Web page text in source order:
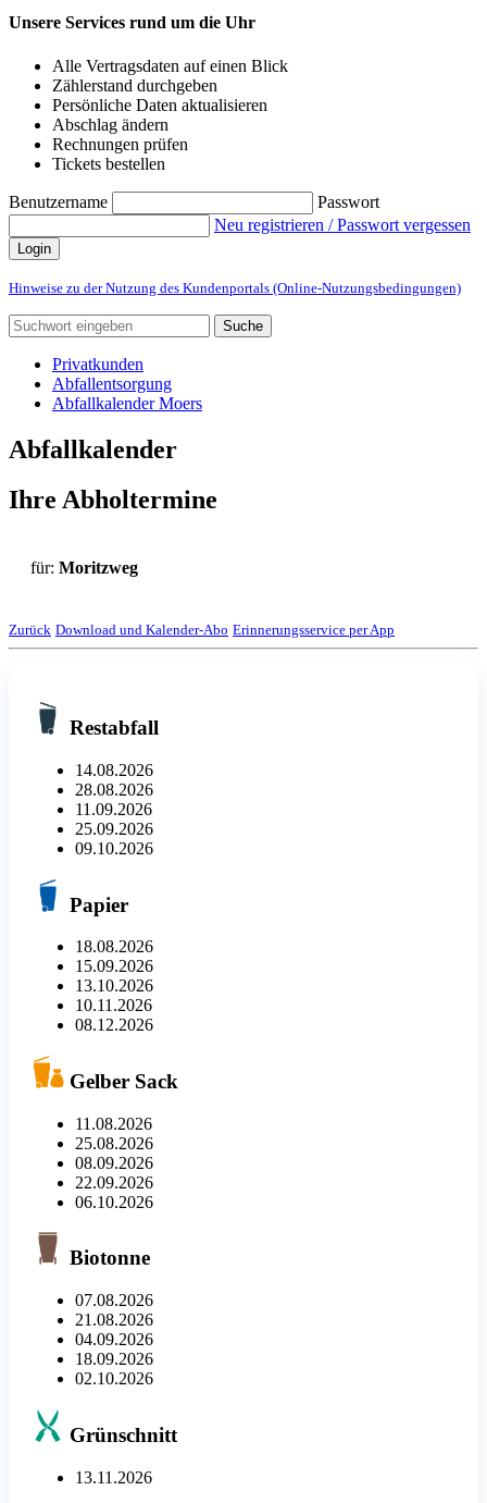
Unsere Services rund um die Uhr
Alle Vertragsdaten auf einen Blick
Zählerstand durchgeben
Persönliche Daten aktualisieren
Abschlag ändern
Rechnungen prüfen
Tickets bestellen
Benutzername
Passwort
Neu registrieren / Passwort vergessen
Login
Hinweise zu der Nutzung des Kundenportals (Online-Nutzungsbedingungen)
Suche
Privatkunden
Abfallentsorgung
Abfallkalender Moers
Abfallkalender
Ihre Abholtermine
für: Moritzweg
Zurück Download und Kalender-Abo Erinnerungsservice per App
Restabfall
14.08.2026
28.08.2026
11.09.2026
25.09.2026
09.10.2026
Papier
18.08.2026
15.09.2026
13.10.2026
10.11.2026
08.12.2026
Gelber Sack
11.08.2026
25.08.2026
08.09.2026
22.09.2026
06.10.2026
Biotonne
07.08.2026
21.08.2026
04.09.2026
18.09.2026
02.10.2026
Grünschnitt
13.11.2026